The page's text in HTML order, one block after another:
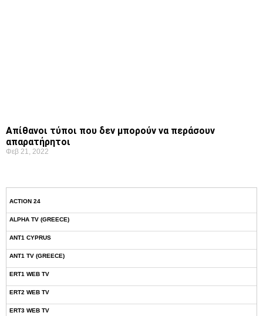
Απίθανοι τύποι που δεν μπορούν να περάσουν
απαρατήρητοι
Φεβ 21, 2022
ACTION 24
ALPHA TV (GREECE)
ANT1 CYPRUS
ANT1 TV (GREECE)
ERT1 WEB TV
ERT2 WEB TV
ERT3 WEB TV